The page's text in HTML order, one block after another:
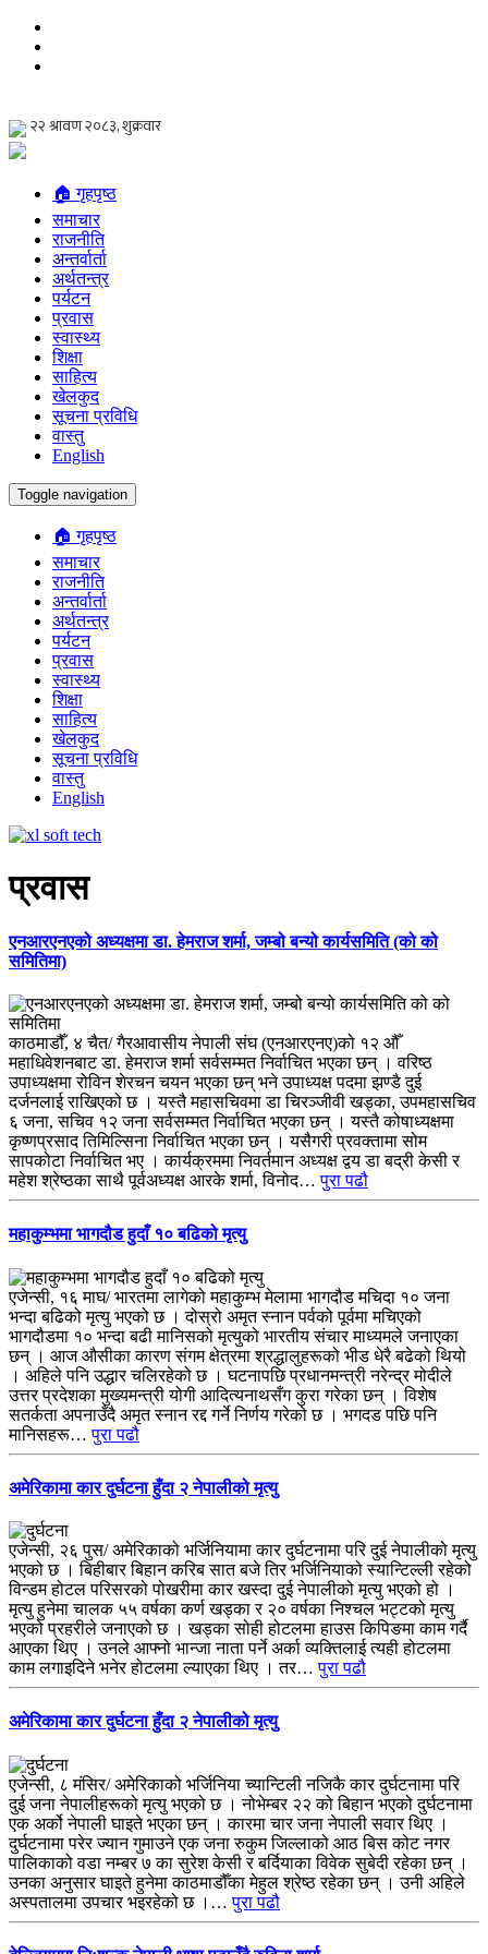
🏠 गृहपृष्ठ
समाचार
राजनीति
अन्तर्वार्ता
अर्थतन्त्र
पर्यटन
प्रवास
स्वास्थ्य
शिक्षा
साहित्य
खेलकुद
सूचना प्रविधि
वास्तु
English
Toggle navigation
🏠 गृहपृष्ठ
समाचार
राजनीति
अन्तर्वार्ता
अर्थतन्त्र
पर्यटन
प्रवास
स्वास्थ्य
शिक्षा
साहित्य
खेलकुद
सूचना प्रविधि
वास्तु
English
प्रवास
एनआरएनएको अध्यक्षमा डा. हेमराज शर्मा, जम्बो बन्यो कार्यसमिति (को को
समितिमा)
काठमाडौँ, ४ चैत/ गैरआवासीय नेपाली संघ (एनआरएनए)को १२ औँ
महाधिवेशनबाट डा. हेमराज शर्मा सर्वसम्मत निर्वाचित भएका छन् । वरिष्ठ
उपाध्यक्षमा रोविन शेरचन चयन भएका छन् भने उपाध्यक्ष पदमा झण्डै दुई
दर्जनलाई राखिएको छ । यस्तै महासचिवमा डा चिरञ्जीवी खड्का, उपमहासचिव
६ जना, सचिव १२ जना सर्वसम्मत निर्वाचित भएका छन् । यस्तै कोषाध्यक्षमा
कृष्णप्रसाद तिमिल्सिना निर्वाचित भएका छन् । यसैगरी प्रवक्तामा सोम
सापकोटा निर्वाचित भए । कार्यक्रममा निवर्तमान अध्यक्ष द्वय डा बद्री केसी र
महेश श्रेष्ठका साथै पूर्वअध्यक्ष आरके शर्मा, विनोद…पुरा पढौ
महाकुम्भमा भागदौड हुदाँ १० बढिको मृत्यु
एजेन्सी, १६ माघ/ भारतमा लागेको महाकुम्भ मेलामा भागदौड मचिदा १० जना
भन्दा बढिको मृत्यु भएको छ । दोस्रो अमृत स्नान पर्वको पूर्वमा मचिएको
भागदौडमा १० भन्दा बढी मानिसको मृत्युको भारतीय संचार माध्यमले जनाएका
छन् । आज औसीका कारण संगम क्षेत्रमा श्रद्धालुहरूको भीड धेरै बढेको थियो
। अहिले पनि उद्धार चलिरहेको छ । घटनापछि प्रधानमन्त्री नरेन्द्र मोदीले
उत्तर प्रदेशका मुख्यमन्त्री योगी आदित्यनाथसँग कुरा गरेका छन् । विशेष
सतर्कता अपनाउँदै अमृत स्नान रद्द गर्ने निर्णय गरेको छ । भगदड पछि पनि
मानिसहरू…पुरा पढौ
अमेरिकामा कार दुर्घटना हुँदा २ नेपालीको मृत्यु
एजेन्सी, २६ पुस/ अमेरिकाको भर्जिनियामा कार दुर्घटनामा परि दुई नेपालीको मृत्यु
भएको छ । बिहीबार बिहान करिब सात बजे तिर भर्जिनियाको स्यान्टिल्ली रहेको
विन्डम होटल परिसरको पोखरीमा कार खस्दा दुई नेपालीको मृत्यु भएको हो ।
मृत्यु हुनेमा चालक ५५ वर्षका कर्ण खड्का र २० वर्षका निश्चल भट्टको मृत्यु
भएको प्रहरीले जनाएको छ । खड्का सोही होटलमा हाउस किपिङमा काम गर्दै
आएका थिए । उनले आफ्नो भान्जा नाता पर्ने अर्का व्यक्तिलाई त्यही होटलमा
काम लगाइदिने भनेर होटलमा ल्याएका थिए । तर…पुरा पढौ
अमेरिकामा कार दुर्घटना हुँदा २ नेपालीको मृत्यु
एजेन्सी, ८ मंसिर/ अमेरिकाको भर्जिनिया च्यान्टिली नजिकै कार दुर्घटनामा परि
दुई जना नेपालीहरूको मृत्यु भएको छ । नोभेम्बर २२ को बिहान भएको दुर्घटनामा
एक अर्को नेपाली घाइते भएका छन् । कारमा चार जना नेपाली सवार थिए ।
दुर्घटनामा परेर ज्यान गुमाउने एक जना रुकुम जिल्लाको आठ बिस कोट नगर
पालिकाको वडा नम्बर ७ का सुरेश केसी र बर्दियाका विवेक सुबेदी रहेका छन् ।
उनका अनुसार घाइते हुनेमा काठमाडौँका मेहुल श्रेष्ठ रहेका छन् । उनी अहिले
अस्पतालमा उपचार भइरहेको छ ।…पुरा पढौ